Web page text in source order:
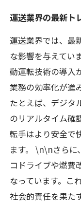
運送業界の最新ト
運送業界では、最
な影響を与えてい
動運転技術の導入
業務の効率化が進
たとえば、デジタ
のリアルタイム確
転手はより安全で
ます。 \n\nさらに
コドライブや燃費
なっています。こ
社会的責任を果た